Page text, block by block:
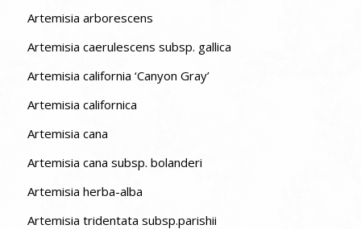
Artemisia arborescens
Artemisia caerulescens subsp. gallica
Artemisia california ‘Canyon Gray’
Artemisia californica
Artemisia cana
Artemisia cana subsp. bolanderi
Artemisia herba-alba
Artemisia tridentata subsp.parishii